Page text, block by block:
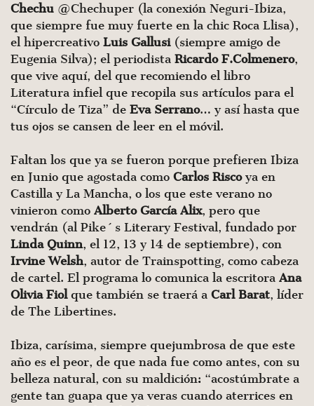
Chechu @Chechuper (la conexión Neguri-Ibiza,
que siempre fue muy fuerte en la chic Roca Llisa),
el hipercreativo Luis Gallusi(siempre amigo de
Eugenia Silva); el periodista Ricardo F.Colmenero,
que vive aquí, del que recomiendo el libro
Literatura infiel que recopila sus artículos para el
“Círculo de Tiza” de Eva Serrano… y así hasta que
tus ojos se cansen de leer en el móvil.
Faltan los que ya se fueron porque prefieren Ibiza
en Junio que agostada como Carlos Riscoya en
Castilla y La Mancha, o los que este verano no
vinieron como Alberto García Alix, pero que
vendrán (al Pike´s Literary Festival, fundado por
Linda Quinn, el 12, 13 y 14 de septiembre), con
Irvine Welsh, autor de Trainspotting, como cabeza
de cartel. El programa lo comunica la escritora Ana
Olivia Fiolque también se traerá a Carl Barat, líder
de The Libertines.
Ibiza, carísima, siempre quejumbrosa de que este
año es el peor, de que nada fue como antes, con su
belleza natural, con su maldición: “acostúmbrate a
gente tan guapa que ya veras cuando aterrices en